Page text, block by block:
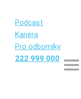
Podcast
Kariéra
Pro odborníky
222 999 000